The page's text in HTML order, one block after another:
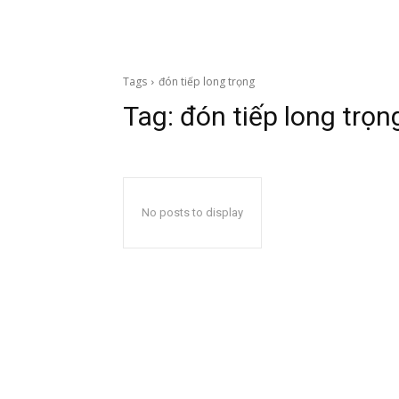
Tags đón tiếp long trọng
Tag: đón tiếp long
No posts to display